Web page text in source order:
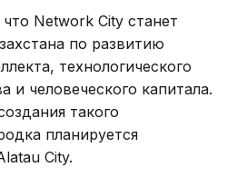
Network City станет
по развитию
технологического
и человеческого капитала.
такого
планируется
City.